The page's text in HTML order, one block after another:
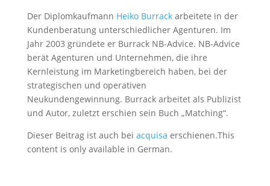
Der Diplomkaufmann Heiko Burrackarbeitete in der
Kundenberatung unterschiedlicher Agenturen. Im
Jahr 2003 gründete er Burrack NB-Advice. NB-Advice
berät Agenturen und Unternehmen, die ihre
Kernleistung im Marketingbereich haben, bei der
strategischen und operativen
Neukundengewinnung. Burrack arbeitet als Publizist
und Autor, zuletzt erschien sein Buch „Matching“.
Dieser Beitrag ist auch bei acquisa erschienen.This
content is only available in German.